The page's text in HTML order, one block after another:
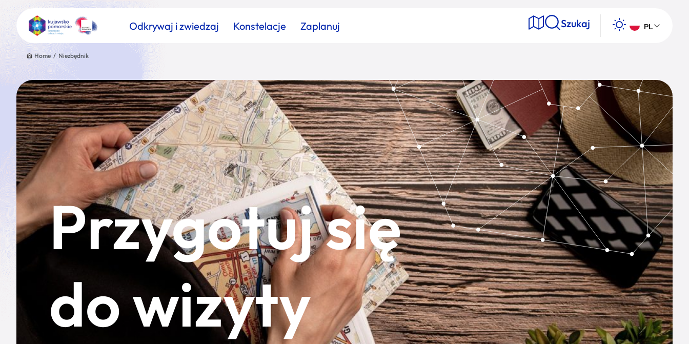
Odkrywaj i zwiedzaj Konstelacje Zaplanuj Szukaj PL
Znajdź atrakcję
Nazwa atrakcji Miasto Kategoria Wyszukaj
Home / Niezbędnik
Przygotuj się
do wizyty